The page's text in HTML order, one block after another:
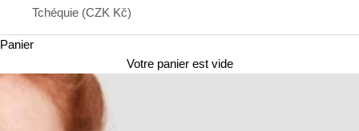
Tchéquie (CZK Kč)
Panier
Votre panier est vide